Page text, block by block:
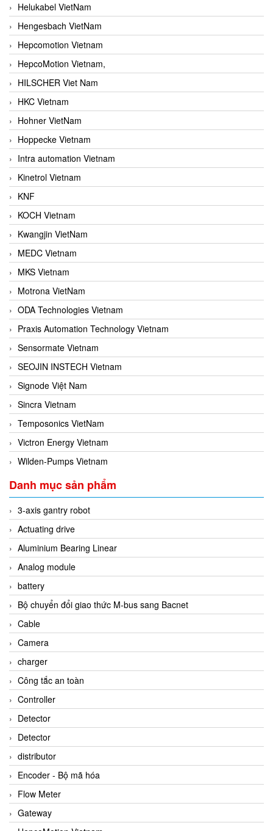
Helukabel VietNam
Hengesbach VietNam
Hepcomotion Vietnam
HepcoMotion Vietnam,
HILSCHER Viet Nam
HKC Vietnam
Hohner VietNam
Hoppecke Vietnam
Intra automation Vietnam
Kinetrol Vietnam
KNF
KOCH Vietnam
Kwangjin VietNam
MEDC Vietnam
MKS Vietnam
Motrona VietNam
ODA Technologies Vietnam
Praxis Automation Technology Vietnam
Sensormate Vietnam
SEOJIN INSTECH Vietnam
Signode Việt Nam
Sincra Vietnam
Temposonics VietNam
Victron Energy Vietnam
Wilden-Pumps Vietnam
Danh mục sản phẩm
3-axis gantry robot
Actuating drive
Aluminium Bearing Linear
Analog module
battery
Bộ chuyển đổi giao thức M-bus sang Bacnet
Cable
Camera
charger
Công tắc an toàn
Controller
Detector
Detector
distributor
Encoder - Bộ mã hóa
Flow Meter
Gateway